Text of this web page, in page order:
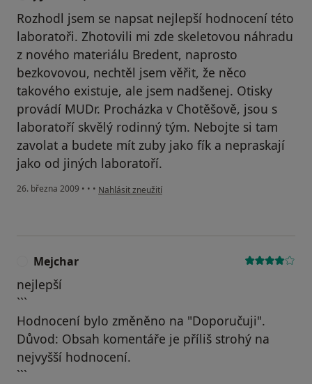
Rozhodl jsem se napsat nejlepší hodnocení této
laboratoři. Zhotovili mi zde skeletovou náhradu
z nového materiálu Bredent, naprosto
bezkovovou, nechtěl jsem věřit, že něco
takového existuje, ale jsem nadšenej. Otisky
provádí MUDr. Procházka v Chotěšově, jsou s
laboratoří skvělý rodinný tým. Nebojte si tam
zavolat a budete mít zuby jako fík a nepraskají
jako od jiných laboratoří.
26. března 2009 • • • podle názoru uživatele J.Janeček,Plzeň
Nahlásit zneužití
Mejchar
nejlepší
```
Hodnocení bylo změněno na "Doporučuji".
Důvod: Obsah komentáře je příliš strohý na
nejvyšší hodnocení.
```